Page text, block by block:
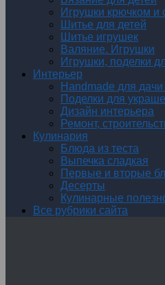
Игрушки крючком и
Шитье для детей
Шитье игрушек
Валяние. Игрушки
Игрушки, поделки
Интерьер
Handmade для дачи
Поделки для
Дизайн интерьера
Ремонт,
Кулинария
Блюда из теста
Выпечка сладкая
Первые и вторые
Десерты
Кулинарные
Все рубрики сайта